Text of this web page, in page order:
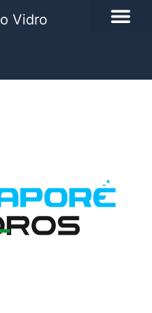
Vidro
VIDROS
1662